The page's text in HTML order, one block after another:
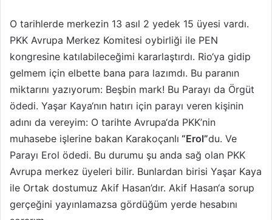
O tarihlerde merkezin 13 asıl 2 yedek 15 üyesi vardı.
PKK Avrupa Merkez Komitesi oybirliği ile PEN
kongresine katılabileceğimi kararlaştırdı. Rio‘ya gidip
gelmem için elbette bana para lazımdı. Bu paranın
miktarını yazıyorum: Beşbin mark! Bu Parayı da Örgüt
ödedi. Yaşar Kaya‘nın hatırı için parayı veren kişinin
adını da vereyim: O tarihte Avrupa‘da PKK’nin
muhasebe işlerine bakan Karakoçanlı “Erol”du. Ve
Parayı Erol ödedi. Bu durumu şu anda sağ olan PKK
Avrupa merkez üyeleri bilir. Bunlardan birisi Yaşar Kaya
ile Ortak dostumuz Akif Hasan’dır. Akif Hasan‘a sorup
gerçeğini yayınlamazsa gördüğüm yerde hesabını